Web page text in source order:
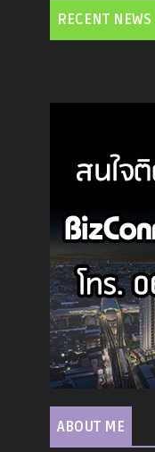
RECENT NEWS
ABOUT ME